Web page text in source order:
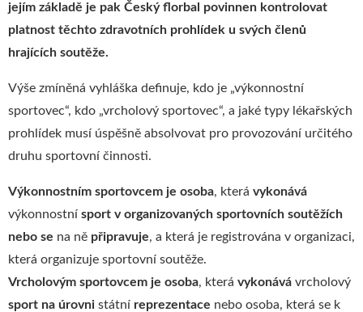
jejím základě je pak Český florbal povinnen kontrolovat
platnost těchto zdravotních prohlídek u svých členů
hrajících soutěže.
Výše zmíněná vyhláška definuje, kdo je „výkonnostní
sportovec“, kdo „vrcholový sportovec“, a jaké typy lékařských
prohlídek musí úspěšně absolvovat pro provozování určitého
druhu sportovní činnosti.
Výkonnostním sportovcem je osoba, která vykonává
výkonnostní sport v organizovaných sportovních soutěžích
nebo se na ně připravuje, a která je registrována v organizaci,
která organizuje sportovní soutěže.
Vrcholovým sportovcem je osoba, která vykonává vrcholový
sport na úrovni státní reprezentace nebo osoba, která se k